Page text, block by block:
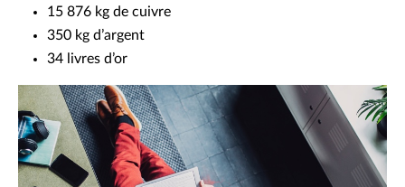
15 876 kg de cuivre
350 kg d’argent
34 livres d’or